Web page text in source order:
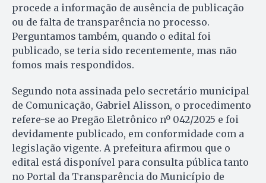
procede a informação de ausência de publicação
ou de falta de transparência no processo.
Perguntamos também, quando o edital foi
publicado, se teria sido recentemente, mas não
fomos mais respondidos.
Segundo nota assinada pelo secretário municipal
de Comunicação, Gabriel Alisson, o procedimento
refere-se ao Pregão Eletrônico nº 042/2025 e foi
devidamente publicado, em conformidade com a
legislação vigente. A prefeitura afirmou que o
edital está disponível para consulta pública tanto
no Portal da Transparência do Município de